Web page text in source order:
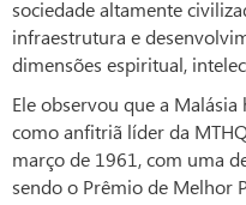
sociedade altamente
infraestrutura e
dimensões espiritual,
Ele observou que a
como anfitriã líder da
março de 1961, com uma
sendo o Prêmio de Melhor